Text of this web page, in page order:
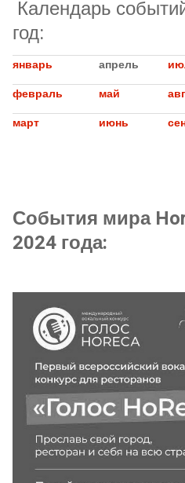
Календарь
год:
январь апрель
февраль
май
март
июнь
События мира
2024 года: